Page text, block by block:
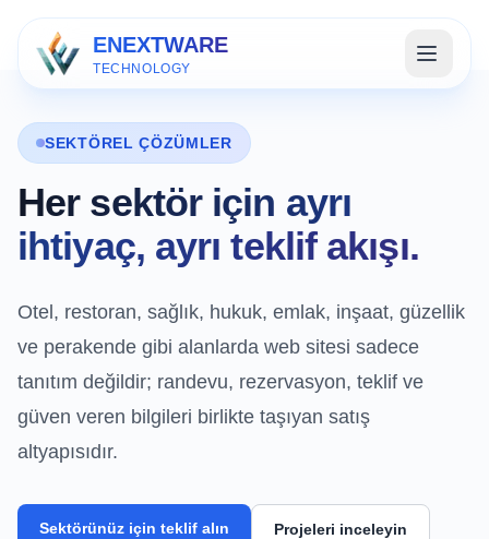
ENEXTWARE
TECHNOLOGY
SEKTÖREL ÇÖZÜMLER
Her sektör için ayrı
ihtiyaç, ayrı teklif akışı.
Otel, restoran, sağlık, hukuk, emlak, inşaat, güzellik
ve perakende gibi alanlarda web sitesi sadece
tanıtım değildir; randevu, rezervasyon, teklif ve
güven veren bilgileri birlikte taşıyan satış
altyapısıdır.
Sektörünüz için teklif alın Projeleri inceleyin